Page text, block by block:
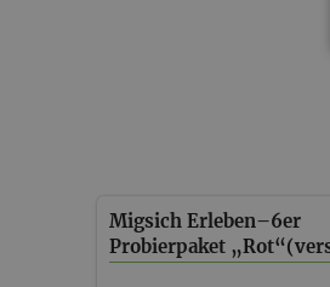
Migsich Erleben–6er